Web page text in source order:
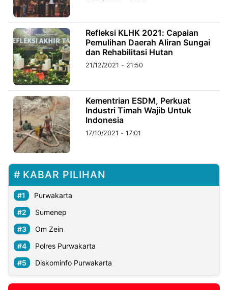
Kabarbaru
Media
Holding
Refleksi KLHK 2021: Capaian
Pemulihan Daerah Aliran Sungai
dan Rehabilitasi Hutan
21/12/2021 - 21:50
Kementrian ESDM, Perkuat
Industri Timah Wajib Untuk
Indonesia
17/10/2021 - 17:01
KABAR PILIHAN
Purwakarta
Sumenep
Om Zein
Polres Purwakarta
Diskominfo Purwakarta